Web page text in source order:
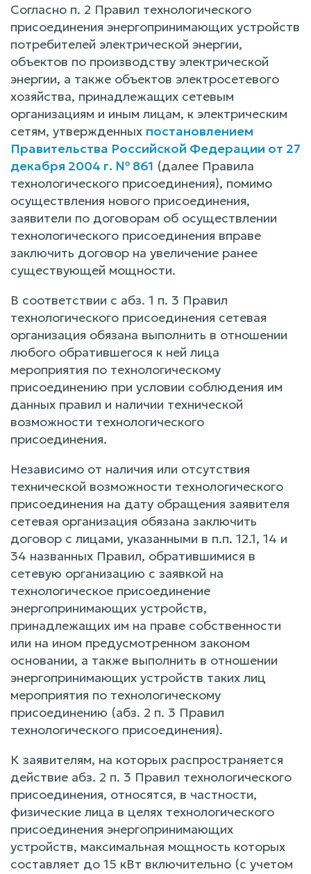
Согласно п. 2 Правил технологического
присоединения энергопринимающих устройств
потребителей электрической энергии,
объектов по производству электрической
энергии, а также объектов электросетевого
хозяйства, принадлежащих сетевым
организациям и иным лицам, к электрическим
сетям, утвержденных постановлением
Правительства Российской Федерации от 27
декабря 2004 г. № 861 (далее Правила
технологического присоединения), помимо
осуществления нового присоединения,
заявители по договорам об осуществлении
технологического присоединения вправе
заключить договор на увеличение ранее
существующей мощности.
В соответствии с абз. 1 п. 3 Правил
технологического присоединения сетевая
организация обязана выполнить в отношении
любого обратившегося к ней лица
мероприятия по технологическому
присоединению при условии соблюдения им
данных правил и наличии технической
возможности технологического
присоединения.
Независимо от наличия или отсутствия
технической возможности технологического
присоединения на дату обращения заявителя
сетевая организация обязана заключить
договор с лицами, указанными в п.п. 12.1, 14 и
34 названных Правил, обратившимися в
сетевую организацию с заявкой на
технологическое присоединение
энергопринимающих устройств,
принадлежащих им на праве собственности
или на ином предусмотренном законом
основании, а также выполнить в отношении
энергопринимающих устройств таких лиц
мероприятия по технологическому
присоединению (абз. 2 п. 3 Правил
технологического присоединения).
К заявителям, на которых распространяется
действие абз. 2 п. 3 Правил технологического
присоединения, относятся, в частности,
физические лица в целях технологического
присоединения энергопринимающих
устройств, максимальная мощность которых
составляет до 15 кВт включительно (с учетом